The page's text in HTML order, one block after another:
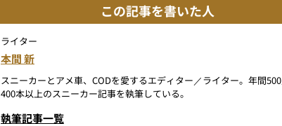
この記事を書いた人
ライター
本間 新
スニーカーとアメ車、CODを愛するエディター／ライター。年間
400本以上のスニーカー記事を執筆している。
執筆記事一覧